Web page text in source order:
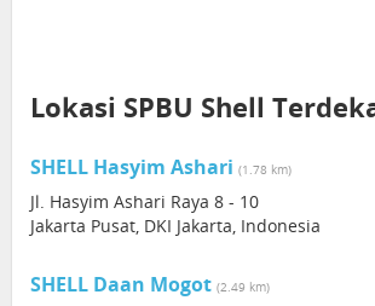
Lokasi SPBU Shell
SHELL Hasyim Ashari (1.78 km)
Jl. Hasyim Ashari Raya 8 - 10
Jakarta Pusat, DKI Jakarta, Indonesia
SHELL Daan Mogot (2.49 km)